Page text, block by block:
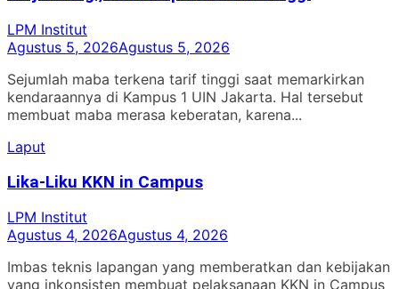
LPM Institut
Agustus 5, 2026Agustus 5, 2026
Sejumlah maba terkena tarif tinggi saat memarkirkan
kendaraannya di Kampus 1 UIN Jakarta. Hal tersebut
membuat maba merasa keberatan, karena...
Laput
Lika-Liku KKN in Campus
LPM Institut
Agustus 4, 2026Agustus 4, 2026
Imbas teknis lapangan yang memberatkan dan kebijakan
yang inkonsisten membuat pelaksanaan KKN in Campus